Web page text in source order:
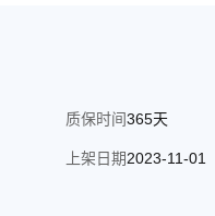
质保时间365天
上架日期2023-11-01